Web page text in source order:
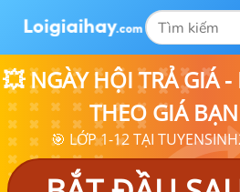
💥 NGÀY HỘI TRẢ GIÁ
THEO GIÁ BẠN
🎯 LỚP 1-12 TẠI